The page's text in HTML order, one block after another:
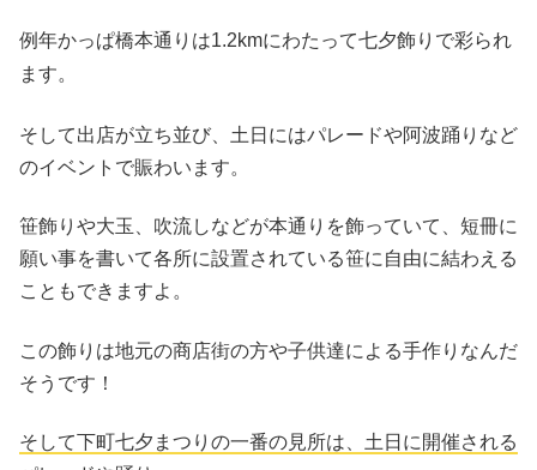
例年かっぱ橋本通りは1.2kmにわたって七夕飾りで彩られ
ます。
そして出店が立ち並び、土日にはパレードや阿波踊りなど
のイベントで賑わいます。
笹飾りや大玉、吹流しなどが本通りを飾っていて、短冊に
願い事を書いて各所に設置されている笹に自由に結わえる
こともできますよ。
この飾りは地元の商店街の方や子供達による手作りなんだ
そうです！
そして下町七夕まつりの一番の見所は、土日に開催される